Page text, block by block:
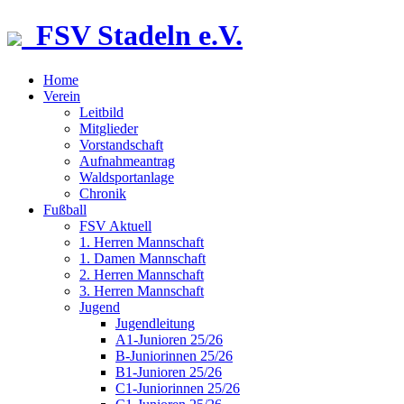
FSV Stadeln e.V.
Home
Verein
Leitbild
Mitglieder
Vorstandschaft
Aufnahmeantrag
Waldsportanlage
Chronik
Fußball
FSV Aktuell
1. Herren Mannschaft
1. Damen Mannschaft
2. Herren Mannschaft
3. Herren Mannschaft
Jugend
Jugendleitung
A1-Junioren 25/26
B-Juniorinnen 25/26
B1-Junioren 25/26
C1-Juniorinnen 25/26